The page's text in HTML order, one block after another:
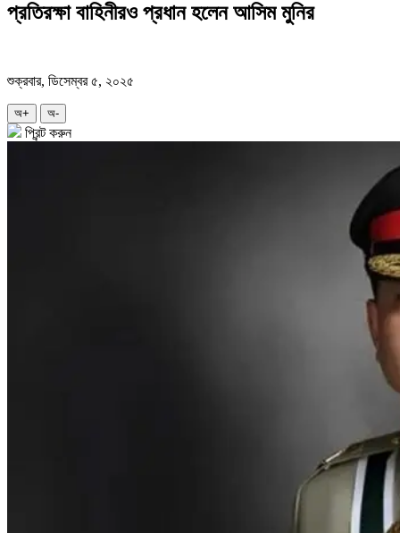
প্রতিরক্ষা বাহিনীরও প্রধান হলেন আসিম মুনির
শুক্রবার, ডিসেম্বর ৫, ২০২৫
অ+ অ-
প্রিন্ট করুন